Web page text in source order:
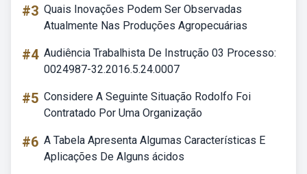
#3 Quais Inovações Podem Ser Observadas
Atualmente Nas Produções Agropecuárias
#4 Audiência Trabalhista De Instrução 03 Processo:
0024987-32.2016.5.24.0007
#5 Considere A Seguinte Situação Rodolfo Foi
Contratado Por Uma Organização
#6 A Tabela Apresenta Algumas Características E
Aplicações De Alguns ácidos